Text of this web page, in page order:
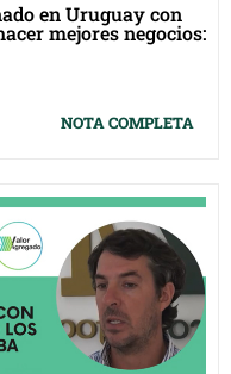
en Uruguay con
mejores negocios:
NOTA COMPLETA